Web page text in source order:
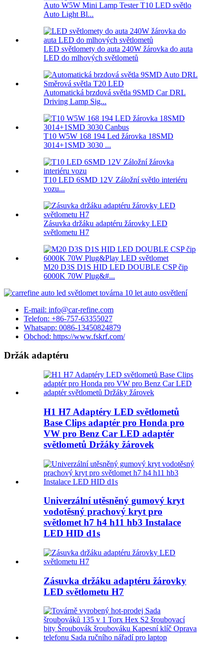
Auto W5W Mini Lamp Tester T10 LED světlo
Auto Light Bl...
LED světlomety do auta 240W žárovka do auta
LED do mlhových světlometů
Automatická brzdová světla 9SMD Car DRL
Driving Lamp Sig...
T10 W5W 168 194 Led žárovka 18SMD
3014+1SMD 3030 ...
T10 LED 6SMD 12V Záložní světlo interiéru
vozu...
Zásuvka držáku adaptéru žárovky LED
světlometu H7
M20 D3S D1S HID LED DOUBLE CSP čip
6000K 70W Plug&#...
E-mail: info@car-refine.com
Telefon: +86-757-63355027
Whatsapp: 0086-13450824879
Obchod: https://www.fskrf.com/
Držák adaptéru
H1 H7 Adaptéry LED světlometů
Base Clips adaptér pro Honda pro
VW pro Benz Car LED adaptér
světlometů Držáky žárovek
Univerzální utěsněný gumový kryt
vodotěsný prachový kryt pro
světlomet h7 h4 h11 hb3 Instalace
LED HID d1s
Zásuvka držáku adaptéru žárovky
LED světlometu H7